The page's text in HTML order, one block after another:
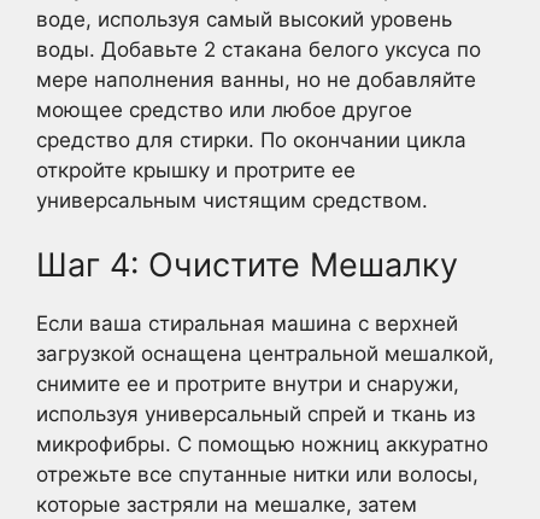
воде, используя самый высокий уровень
воды. Добавьте 2 стакана белого уксуса по
мере наполнения ванны, но не добавляйте
моющее средство или любое другое
средство для стирки. По окончании цикла
откройте крышку и протрите ее
универсальным чистящим средством.
Шаг 4: Очистите Мешалку
Если ваша стиральная машина с верхней
загрузкой оснащена центральной мешалкой,
снимите ее и протрите внутри и снаружи,
используя универсальный спрей и ткань из
микрофибры. С помощью ножниц аккуратно
отрежьте все спутанные нитки или волосы,
которые застряли на мешалке, затем